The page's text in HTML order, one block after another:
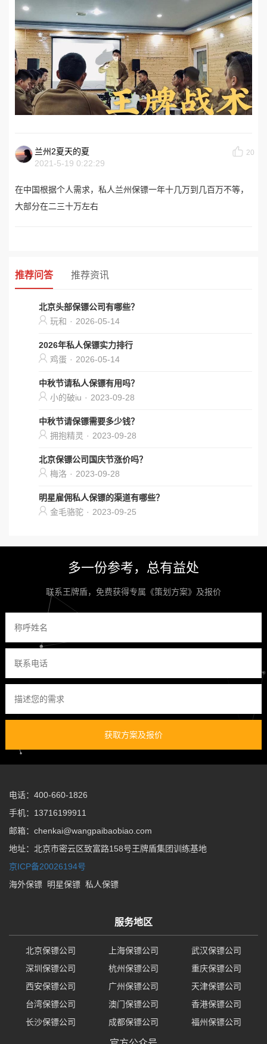
兰州2夏天的夏
2021-5-19 0:22:29
20
在中国根据个人需求，私人兰州保镖一年十几万到几百万不等，
大部分在二三十万左右
推荐问答 推荐资讯
北京头部保镖公司有哪些？
玩和 · 2026-05-14
2026年私人保镖实力排行
鸡蛋 · 2026-05-14
中秋节请私人保镖有用吗？
小的破iu · 2023-09-28
中秋节请保镖需要多少钱？
拥抱精灵 · 2023-09-28
北京保镖公司国庆节涨价吗？
梅洛 · 2023-09-28
明星雇佣私人保镖的渠道有哪些？
金毛骆驼 · 2023-09-25
多一份参考，总有益处
联系王牌盾，免费获得专属《策划方案》及报价
获取方案及报价
电话：400-660-1826
手机：13716199911
邮箱：chenkai@wangpaibaobiao.com
地址：北京市密云区致富路158号王牌盾集团训练基地
京ICP备20026194号
海外保镖 明星保镖 私人保镖
服务地区
北京保镖公司 上海保镖公司
武汉保镖公司
深圳保镖公司
杭州保镖公司
重庆保镖公司
西安保镖公司
广州保镖公司
天津保镖公司
台湾保镖公司
澳门保镖公司
香港保镖公司
长沙保镖公司
成都保镖公司 福州保镖公司